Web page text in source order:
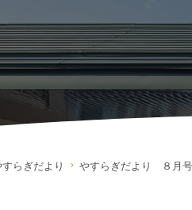
らぎだより やすらぎだより ８月号